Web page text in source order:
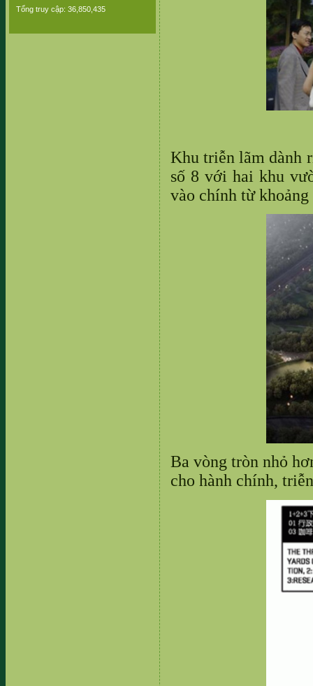
Tổng truy cập: 36,850,435
Khu triễn lãm dành
số 8 với hai khu
vào chính từ
Ba vòng tròn nhỏ
cho hành chính,